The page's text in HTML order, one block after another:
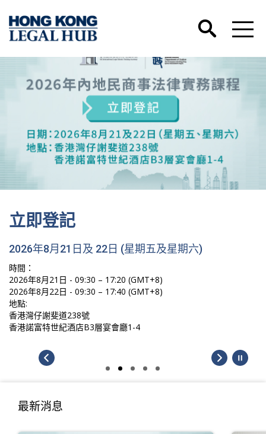
立即登記
2026年8月21日及 22日 (星期五及星期六)
時間：
2026年8月21日 - 09:30 – 17:20 (GMT+8)
2026年8月22日 - 09:30 – 17:40 (GMT+8)
地點:
香港灣仔謝斐道238號
香港諾富特世紀酒店B3層宴會廳1-4
最新消息